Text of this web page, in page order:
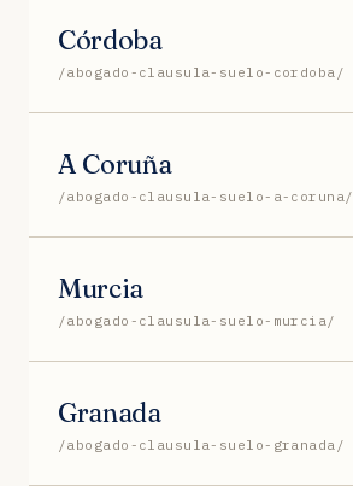
Córdoba
/abogado-clausula-suelo-cordoba/
A Coruña
/abogado-clausula-suelo-a-coruna/
Murcia
/abogado-clausula-suelo-murcia/
Granada
/abogado-clausula-suelo-granada/